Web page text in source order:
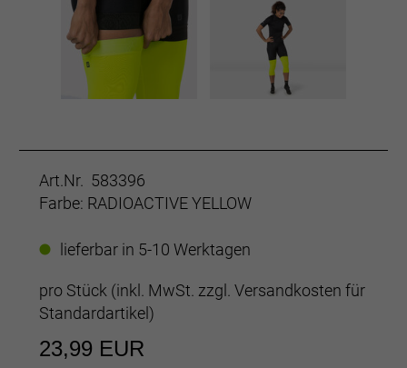
Art.Nr. 583396
Farbe: RADIOACTIVE YELLOW
lieferbar in 5-10 Werktagen
pro Stück (inkl. MwSt. zzgl. Versandkosten für
Standardartikel)
23,99 EUR